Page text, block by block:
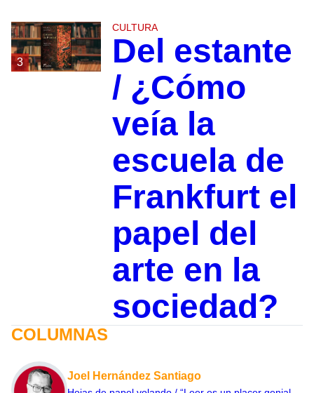
3
CULTURA
Del estante
/ ¿Cómo
veía la
escuela de
Frankfurt el
papel del
arte en la
sociedad?
COLUMNAS
Joel Hernández Santiago